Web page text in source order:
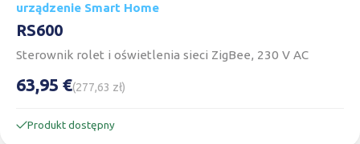
urządzenie Smart Home
RS600
Sterownik rolet i oświetlenia sieci ZigBee, 230 V AC
63,95 €(277,63 zł)
Produkt dostępny